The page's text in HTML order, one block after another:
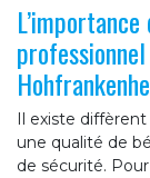
L’importance
Il existe
une qualité de
de sécurité.